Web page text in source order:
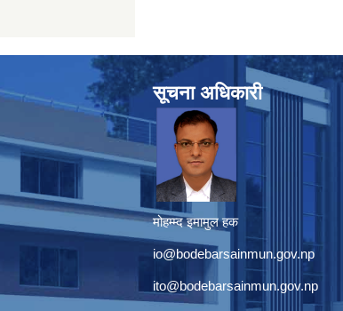
सूचना अधिकारी
मोहम्म्द इमामुल हक
io@bodebarsainmun.gov.np
ito@bodebarsainmun.gov.np